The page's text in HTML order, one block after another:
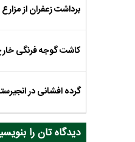
برداشت زعفران از
کاشت گوجه فرنگی
گرده‌ افشانی در
دیدگاه تان را